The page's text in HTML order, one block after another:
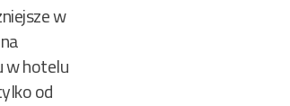
w
w hotelu
od